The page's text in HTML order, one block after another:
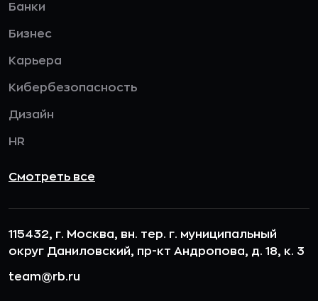
Банки
Бизнес
Карьера
Кибербезопасность
Дизайн
HR
Смотреть все
115432, г. Москва, вн. тер. г. муниципальный
округ Даниловский, пр-кт Андропова, д. 18, к. 3
team@rb.ru